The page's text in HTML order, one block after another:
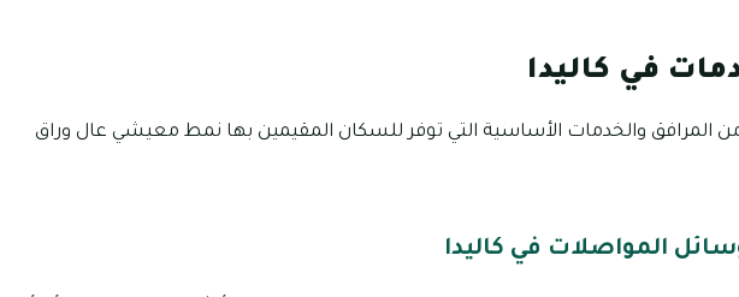
في كاليدا
من المرافق والخدمات الأساسية التي توفر للسكان المقيمين بها نمط معيشي عال وراق
المواصلات في كاليدا